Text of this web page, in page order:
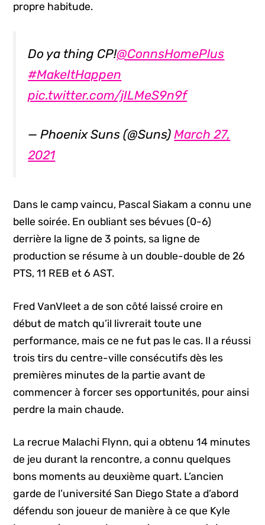
propre habitude.
Do ya thing CP!@ConnsHomePlus
#MakeItHappen
pic.twitter.com/jILMeS9n9f
— Phoenix Suns (@Suns)March 27,
2021
Dans le camp vaincu, Pascal Siakam a connu une
belle soirée. En oubliant ses bévues (0-6)
derrière la ligne de 3 points, sa ligne de
production se résume à un double-double de 26
PTS, 11 REB et 6 AST.
Fred VanVleet a de son côté laissé croire en
début de match qu’il livrerait toute une
performance, mais ce ne fut pas le cas. Il a réussi
trois tirs du centre-ville consécutifs dès les
premières minutes de la partie avant de
commencer à forcer ses opportunités, pour ainsi
perdre la main chaude.
La recrue Malachi Flynn, qui a obtenu 14 minutes
de jeu durant la rencontre, a connu quelques
bons moments au deuxième quart. L’ancien
garde de l’université San Diego State a d’abord
défendu son joueur de manière à ce que Kyle